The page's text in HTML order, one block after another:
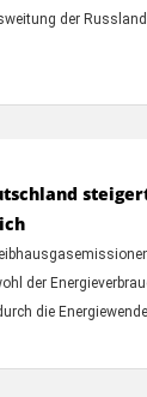
der
der
die